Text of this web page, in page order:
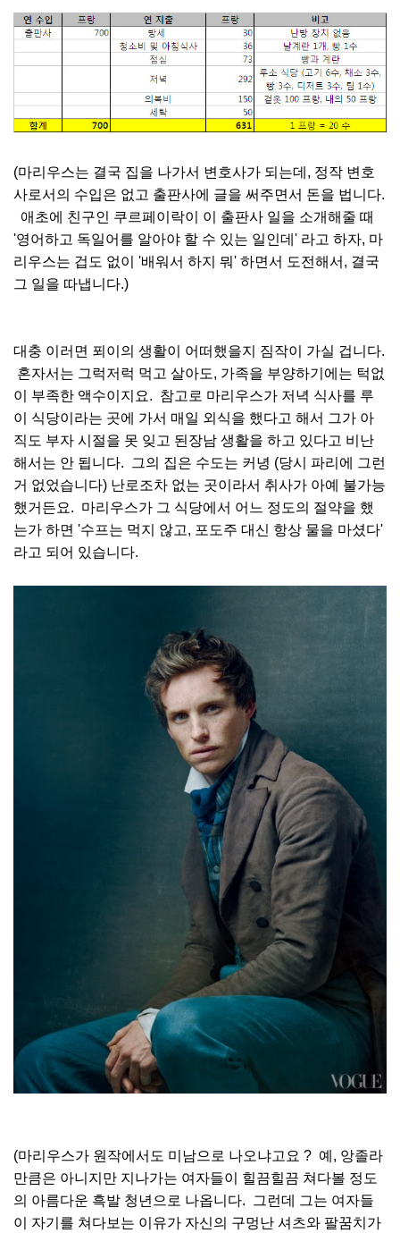
(마리우스는 결국 집을 나가서 변호사가 되는데, 정작 변호
사로서의 수입은 없고 출판사에 글을 써주면서 돈을 법니다.
애초에 친구인 쿠르페이락이 이 출판사 일을 소개해줄 때
'영어하고 독일어를 알아야 할 수 있는 일인데' 라고 하자, 마
리우스는 겁도 없이 '배워서 하지 뭐' 하면서 도전해서, 결국
그 일을 따냅니다.)
대충 이러면 푀이의 생활이 어떠했을지 짐작이 가실 겁니다.
혼자서는 그럭저럭 먹고 살아도, 가족을 부양하기에는 턱없
이 부족한 액수이지요. 참고로 마리우스가 저녁 식사를 루
이 식당이라는 곳에 가서 매일 외식을 했다고 해서 그가 아
직도 부자 시절을 못 잊고 된장남 생활을 하고 있다고 비난
해서는 안 됩니다. 그의 집은 수도는 커녕 (당시 파리에 그런
거 없었습니다) 난로조차 없는 곳이라서 취사가 아예 불가능
했거든요. 마리우스가 그 식당에서 어느 정도의 절약을 했
는가 하면 '수프는 먹지 않고, 포도주 대신 항상 물을 마셨다'
라고 되어 있습니다.
(마리우스가 원작에서도 미남으로 나오냐고요 ? 예, 앙졸라
만큼은 아니지만 지나가는 여자들이 힐끔힐끔 쳐다볼 정도
의 아름다운 흑발 청년으로 나옵니다. 그런데 그는 여자들
이 자기를 쳐다보는 이유가 자신의 구멍난 셔츠와 팔꿈치가